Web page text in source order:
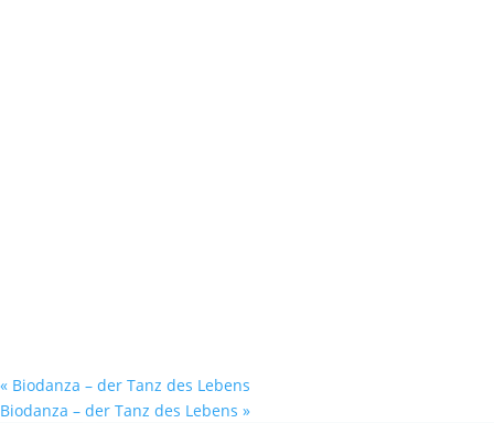
« Biodanza – der Tanz des Lebens
Biodanza – der Tanz des Lebens »